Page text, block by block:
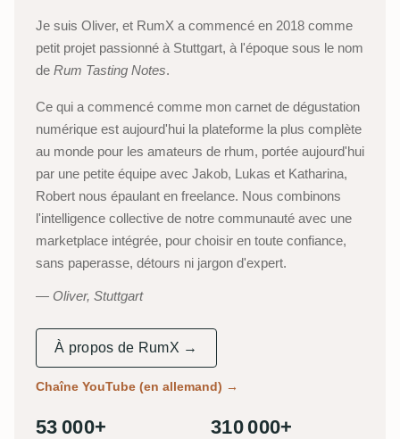
Je suis Oliver, et RumX a commencé en 2018 comme
petit projet passionné à Stuttgart, à l'époque sous le nom
de Rum Tasting Notes.
Ce qui a commencé comme mon carnet de dégustation
numérique est aujourd'hui la plateforme la plus complète
au monde pour les amateurs de rhum, portée aujourd'hui
par une petite équipe avec Jakob, Lukas et Katharina,
Robert nous épaulant en freelance. Nous combinons
l'intelligence collective de notre communauté avec une
marketplace intégrée, pour choisir en toute confiance,
sans paperasse, détours ni jargon d'expert.
Oliver, Stuttgart
À propos de RumX →
Chaîne YouTube (en allemand) →
53 000+ 310 000+